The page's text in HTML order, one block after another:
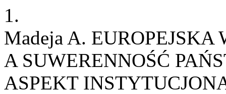
1.
Madeja A.
A SUWERENNOŚĆ
ASPEKT